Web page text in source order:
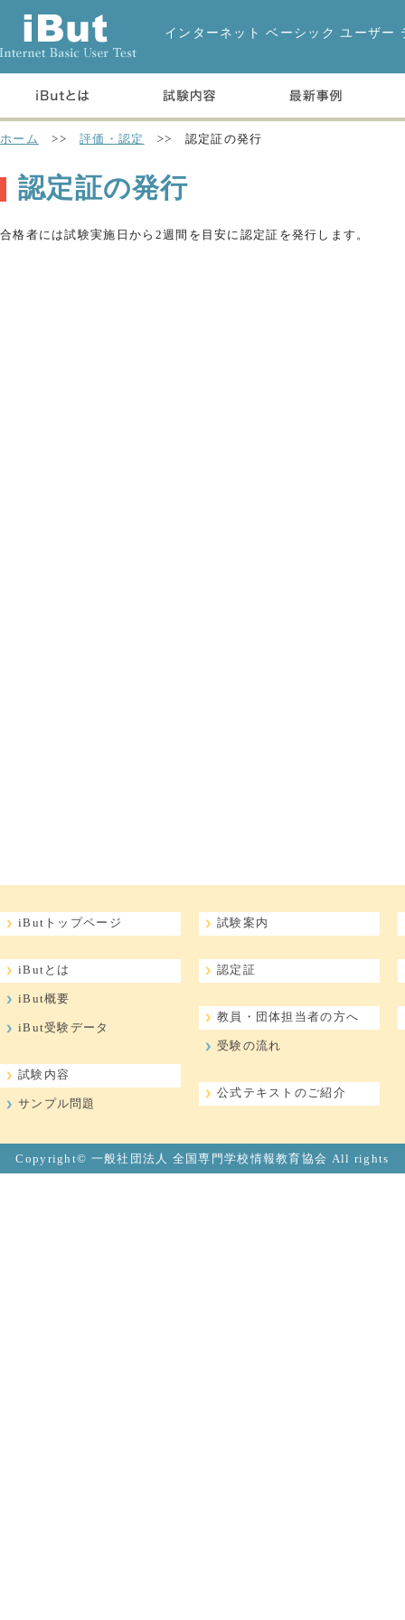
インターネット ベーシック ユーザー
ホーム >>評価・認定 >> 認定証の発行
認定証の発行
合格者には試験実施日から2週間を目安に認定証を発行します。
iButトップページ
iButとは
iBut概要
iBut受験データ
試験内容
サンプル問題
試験案内
認定証
教員・団体担当者の方へ
受験の流れ
公式テキストのご紹介
Copyright© 一般社団法人 全国専門学校情報教育協会 All rights